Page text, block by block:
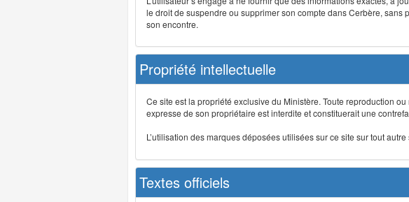
le droit de suspendre ou supprimer son compte dans Cerbère,
son encontre.
Propriété intellectuelle
Ce site est la propriété exclusive du Ministère. Toute reproduction
expresse de son propriétaire est interdite et constituerait une
L’utilisation des marques déposées utilisées sur ce site sur tout
Textes officiels